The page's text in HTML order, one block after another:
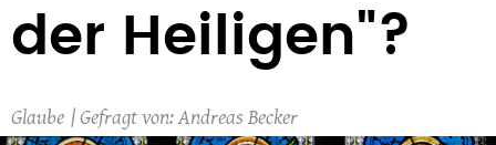
der Heiligen"?
Glaube Andreas Becker